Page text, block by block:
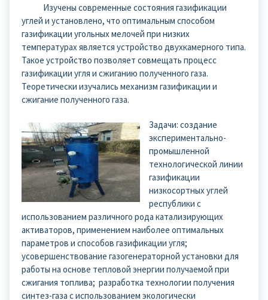
Изучены современные состояния газификации
углей и установлено, что оптимальным способом
газификации угольных мелочей при низких
температурах является устройство двухкамерного типа.
Такое устройство позволяет совмещать процесс
газификации угля и сжиганию полученного газа.
Теоретически изучались механизм газификации и
сжигание полученного газа.
Задачи: создание
экспериментально-
промышленной
технологической линии
газификации
низкосортных углей
республики с
использованием различного рода катализирующих
активаторов, применением наиболее оптимальных
параметров и способов газификации угля;
усовершенствование газогенераторной установки для
работы на основе тепловой энергии получаемой при
сжигания топлива; разработка технологии получения
синтез-газа с использованием экологически